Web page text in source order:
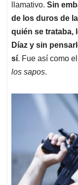
llamativo. Sin
de los duros de
quién se trataba,
Díaz y sin
sí. Fue así como
los sapos.